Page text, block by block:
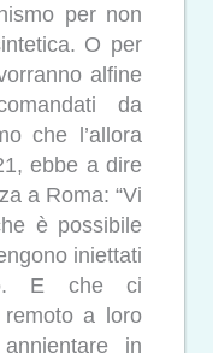
per non
O per
alfine
da
che l’allora
ebbe a dire
a Roma: “Vi
è possibile
iniettati
E che ci
remoto a loro
in